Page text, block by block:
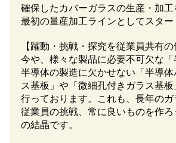
確保したカバーガラスの生産・加
最初の量産加工ラインとしてスター
【躍動・挑戦・探究を従業員共有の
今や、様々な製品に必要不可欠な
半導体の製造に欠かせない「半導
ス基板」や「微細孔付きガラス基
行っております。これも、長年の
従業員の挑戦、常に良いものを作
の結晶です。